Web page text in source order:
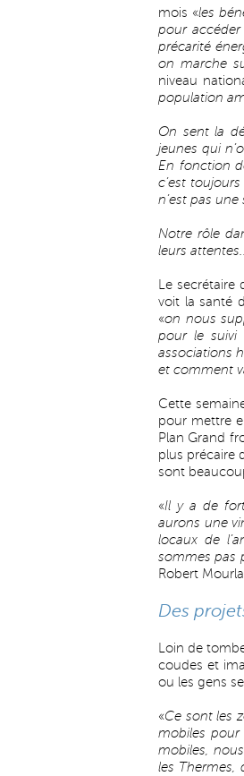
mois «les
pour
précarité
on marche
niveau
population
On sent la
jeunes qui
En fonction
c’est
n’est pas
Notre rôle
leurs
Le
voit la santé
«on nous
pour le suivi
associations
et comment
Cette
pour mettre
Plan Grand
plus précaire
sont
«Il y a de
aurons une
locaux de
sommes pas
Robert
Des
Loin de
coudes et
ou les gens
«Ce sont les
mobiles pour
mobiles,
les Thermes,